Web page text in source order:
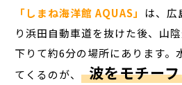
「しまね海洋館 AQUAS」 は、広
り浜田自動車道を抜けた後、山
下りて約6分の場所にあります。
てくるのが、 波をモチー